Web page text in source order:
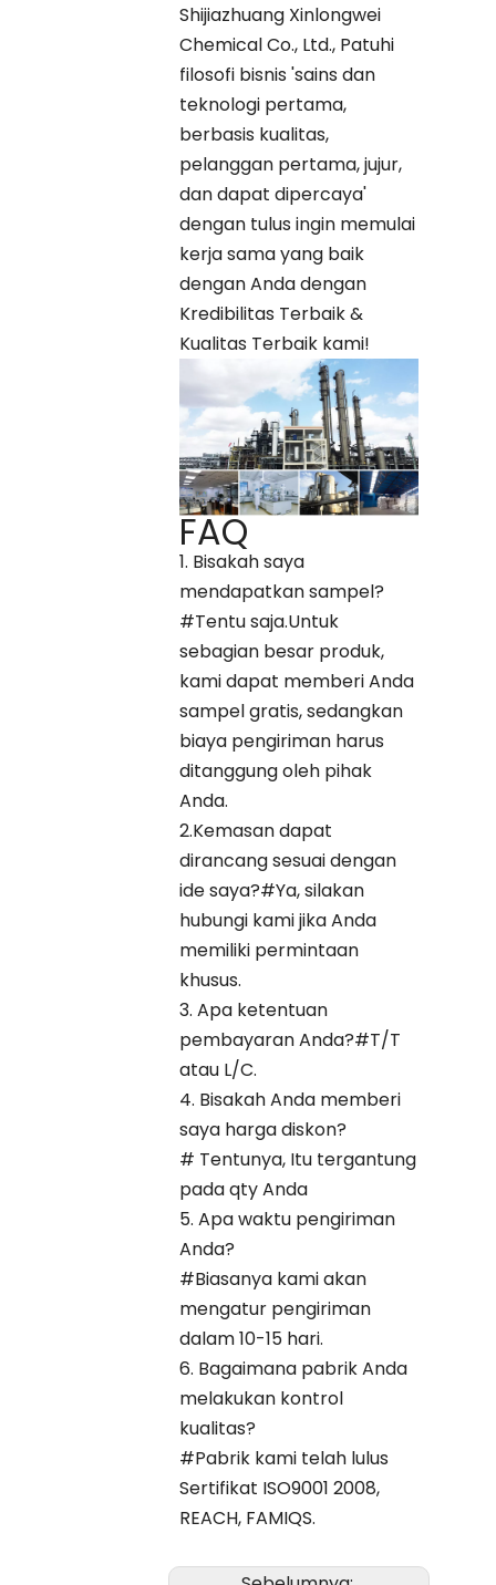
Shijiazhuang Xinlongwei
Chemical Co., Ltd., Patuhi
filosofi bisnis 'sains dan
teknologi pertama,
berbasis kualitas,
pelanggan pertama, jujur,
dan dapat dipercaya'
dengan tulus ingin memulai
kerja sama yang baik
dengan Anda dengan
Kredibilitas Terbaik &
Kualitas Terbaik kami!
FAQ
1. Bisakah saya
mendapatkan sampel?
#Tentu saja.Untuk
sebagian besar produk,
kami dapat memberi Anda
sampel gratis, sedangkan
biaya pengiriman harus
ditanggung oleh pihak
Anda.
2.Kemasan dapat
dirancang sesuai dengan
ide saya?#Ya, silakan
hubungi kami jika Anda
memiliki permintaan
khusus.
3. Apa ketentuan
pembayaran Anda?#T/T
atau L/C.
4. Bisakah Anda memberi
saya harga diskon?
# Tentunya, Itu tergantung
pada qty Anda
5. Apa waktu pengiriman
Anda?
#Biasanya kami akan
mengatur pengiriman
dalam 10-15 hari.
6. Bagaimana pabrik Anda
melakukan kontrol
kualitas?
#Pabrik kami telah lulus
Sertifikat ISO9001 2008,
REACH, FAMIQS.